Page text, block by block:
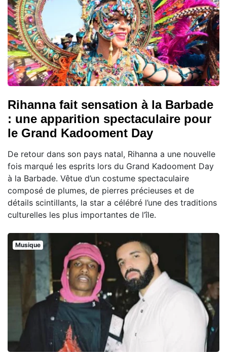
Rihanna fait sensation à la Barbade
: une apparition spectaculaire pour
le Grand Kadooment Day
De retour dans son pays natal, Rihanna a une nouvelle
fois marqué les esprits lors du Grand Kadooment Day
à la Barbade. Vêtue d’un costume spectaculaire
composé de plumes, de pierres précieuses et de
détails scintillants, la star a célébré l’une des traditions
culturelles les plus importantes de l’île.
Musique